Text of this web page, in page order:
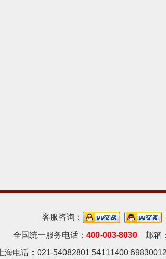
客服咨询：
全国统一服务电话： 400-003-8030邮箱：
上海电话：021-54082801 54111400